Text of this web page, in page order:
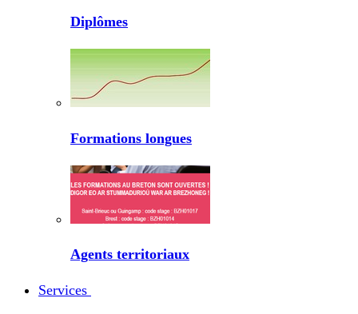
Diplômes
Formations longues
Agents territoriaux
Services